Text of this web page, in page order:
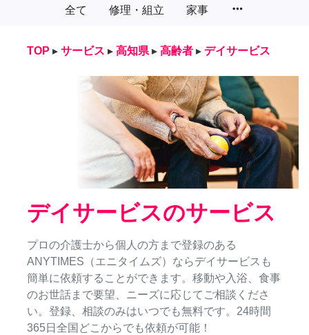
全て 修理・組立 家事 more_horiz
TOP ▸ サービス ▸ 高知県 ▸ 高齢者 ▸ デイサービス
デイサービスのサービス
プロの介護士から個人の方まで登録のある
ANYTIMES（エニタイムズ）ならデイサービスも
簡単に依頼することができます。移動や入浴、食事
のお世話まで要望、ニーズに応じてご相談くださ
い。登録、相談のみはいつでも無料です。24時間
365日全国どこからでも依頼が可能！